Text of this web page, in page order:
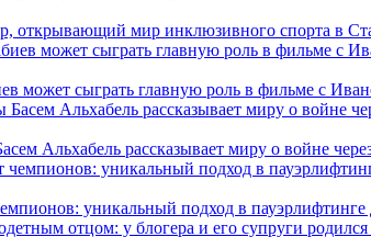
открывающий мир инклюзивного спорта в
может сыграть главную роль в фильме с
Альхабель рассказывает миру о войне
уникальный подход в